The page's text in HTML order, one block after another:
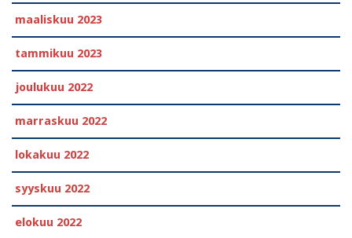
maaliskuu 2023
tammikuu 2023
joulukuu 2022
marraskuu 2022
lokakuu 2022
syyskuu 2022
elokuu 2022